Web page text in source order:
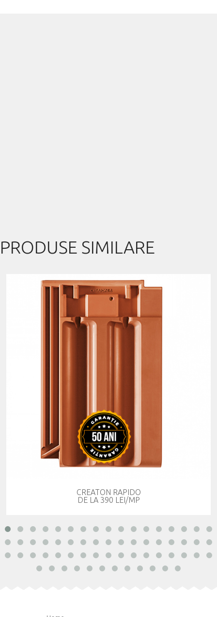
PRODUSE SIMILARE
CREATON RAPIDO
DE LA 390 LEI/MP